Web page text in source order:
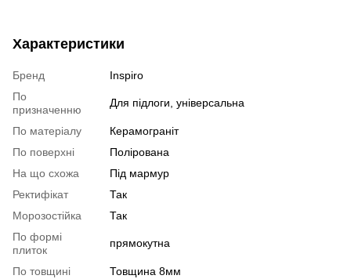
Характеристики
Бренд
Inspiro
По
призначенню
Для підлоги, універсальна
По матеріалу
Керамограніт
По поверхні
Полірована
На що схожа
Під мармур
Ректифікат
Так
Морозостійка
Так
По формі
плиток
прямокутна
По товщині
Товщина 8мм